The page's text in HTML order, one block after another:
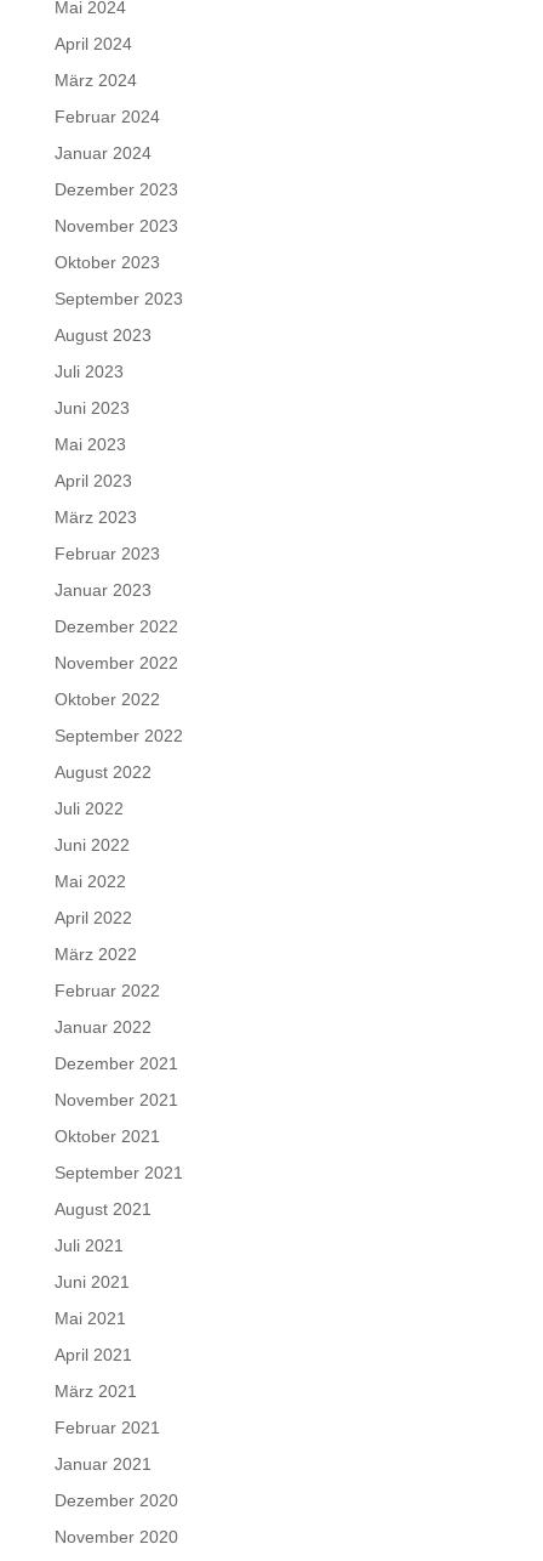
Mai 2024
April 2024
März 2024
Februar 2024
Januar 2024
Dezember 2023
November 2023
Oktober 2023
September 2023
August 2023
Juli 2023
Juni 2023
Mai 2023
April 2023
März 2023
Februar 2023
Januar 2023
Dezember 2022
November 2022
Oktober 2022
September 2022
August 2022
Juli 2022
Juni 2022
Mai 2022
April 2022
März 2022
Februar 2022
Januar 2022
Dezember 2021
November 2021
Oktober 2021
September 2021
August 2021
Juli 2021
Juni 2021
Mai 2021
April 2021
März 2021
Februar 2021
Januar 2021
Dezember 2020
November 2020